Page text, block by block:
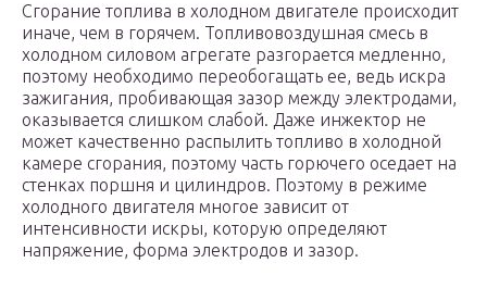
Сгорание топлива в холодном двигателе происходит
иначе, чем в горячем. Топливовоздушная смесь в
холодном силовом агрегате разгорается медленно,
поэтому необходимо переобогащать ее, ведь искра
зажигания, пробивающая зазор между электродами,
оказывается слишком слабой. Даже инжектор не
может качественно распылить топливо в холодной
камере сгорания, поэтому часть горючего оседает на
стенках поршня и цилиндров. Поэтому в режиме
холодного двигателя многое зависит от
интенсивности искры, которую определяют
напряжение, форма электродов и зазор.